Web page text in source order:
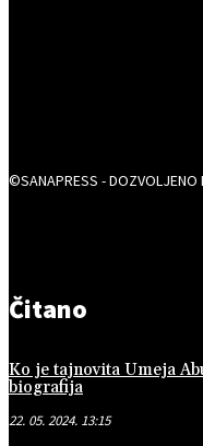
©SANAPRESS - DOZVOLJENO
Čitano
Ko je tajnovita Umeja
biografija
22. 05. 2024. 13:15